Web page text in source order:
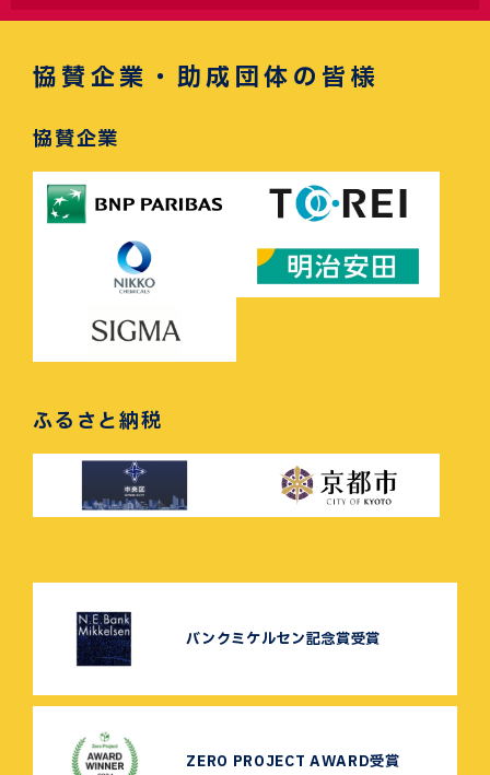
協賛企業・助成団体の皆様
協賛企業
ふるさと納税
バンクミケルセン記念賞受賞
ZERO PROJECT AWARD受賞